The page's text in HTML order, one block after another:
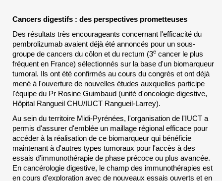
Cancers digestifs : des perspectives prometteuses
Des résultats très encourageants concernant l'efficacité du
pembrolizumab avaient déjà été annoncés pour un sous-
groupe de cancers du côlon et du rectum (3e cancer le plus
fréquent en France) sélectionnés sur la base d'un biomarqueur
tumoral. Ils ont été confirmés au cours du congrès et ont déjà
mené à l'ouverture de nouvelles études auxquelles participe
l'équipe du Pr Rosine Guimbaud (unité d'oncologie digestive,
Hôpital Rangueil CHU/IUCT Rangueil-Larrey).
Au sein du territoire Midi-Pyrénées, l'organisation de l'IUCT a
permis d'assurer d'emblée un maillage régional efficace pour
accéder à la réalisation de ce biomarqueur qui bénéficie
maintenant à d'autres types tumoraux pour l'accès à des
essais d'immunothérapie de phase précoce ou plus avancée.
En cancérologie digestive, le champ des immunothérapies est
en cours d'exploration avec de nouveaux essais ouverts et en